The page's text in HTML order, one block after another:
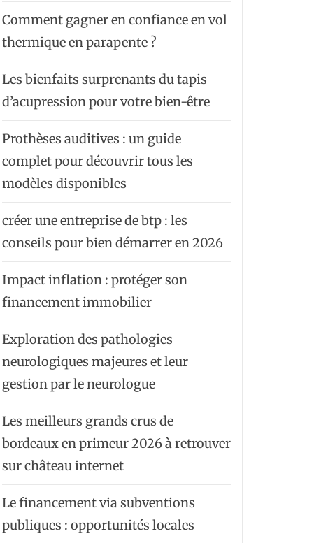
Comment gagner en confiance en vol
thermique en parapente ?
Les bienfaits surprenants du tapis
d’acupression pour votre bien-être
Prothèses auditives : un guide
complet pour découvrir tous les
modèles disponibles
créer une entreprise de btp : les
conseils pour bien démarrer en 2026
Impact inflation : protéger son
financement immobilier
Exploration des pathologies
neurologiques majeures et leur
gestion par le neurologue
Les meilleurs grands crus de
bordeaux en primeur 2026 à retrouver
sur château internet
Le financement via subventions
publiques : opportunités locales